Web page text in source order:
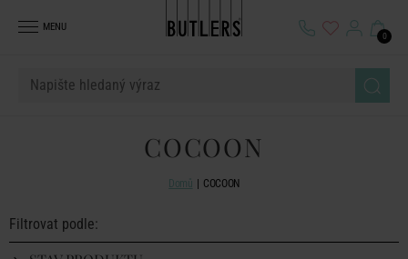
MENU
0
COCOON
Domů COCOON
Filtrovat podle: